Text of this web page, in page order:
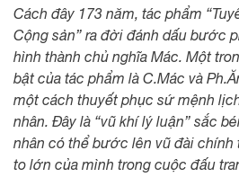
Cách đây 173 năm, tác phẩm
Cộng sản” ra đời đánh dấu bước
hình thành chủ nghĩa Mác. Một
bật của tác phẩm là C.Mác và
một cách thuyết phục sứ mệnh
nhân. Đây là “vũ khí lý luận” sắc
nhân có thể bước lên vũ đài chính
to lớn của mình trong cuộc đấu